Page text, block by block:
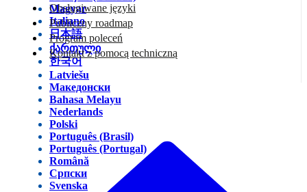
Magyar
Italiano
日本語
ქართული
한국어
Latviešu
Македонски
Bahasa Melayu
Nederlands
Polski
Português (Brasil)
Português (Portugal)
Română
Српски
Svenska
Obsługiwane języki
Publiczny roadmap
Program poleceń
Kontakt z pomocą techniczną